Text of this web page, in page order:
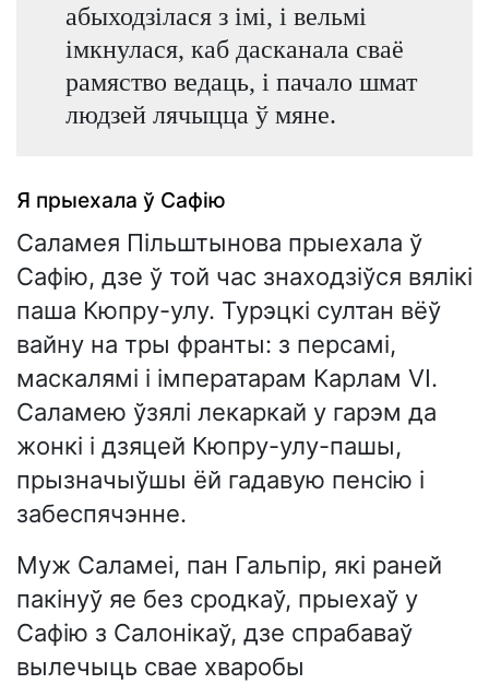
абыходзілася з імі, і вельмі
імкнулася, каб дасканала сваё
рамяство ведаць, і пачало шмат
людзей лячыцца ў мяне.
Я прыехала ў Сафію
Саламея Пільштынова прыехала ў
Сафію, дзе ў той час знаходзіўся вялікі
паша Кюпру-улу. Турэцкі султан вёў
вайну на тры франты: з персамі,
маскалямі і імператарам Карлам VI.
Саламею ўзялі лекаркай у гарэм да
жонкі і дзяцей Кюпру-улу-пашы,
прызначыўшы ёй гадавую пенсію і
забеспячэнне.
Муж Саламеі, пан Гальпір, які раней
пакінуў яе без сродкаў, прыехаў у
Сафію з Салонікаў, дзе спрабаваў
вылечыць свае хваробы